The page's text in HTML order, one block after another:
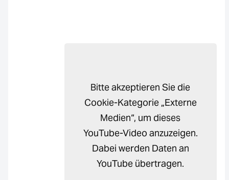
Bitte akzeptieren Sie die
Cookie-Kategorie „Externe
Medien“, um dieses
YouTube-Video anzuzeigen.
Dabei werden Daten an
YouTube übertragen.